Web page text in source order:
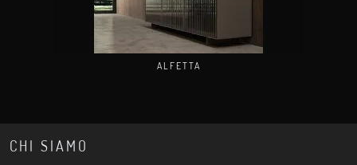
ALFETTA
CHI SIAMO